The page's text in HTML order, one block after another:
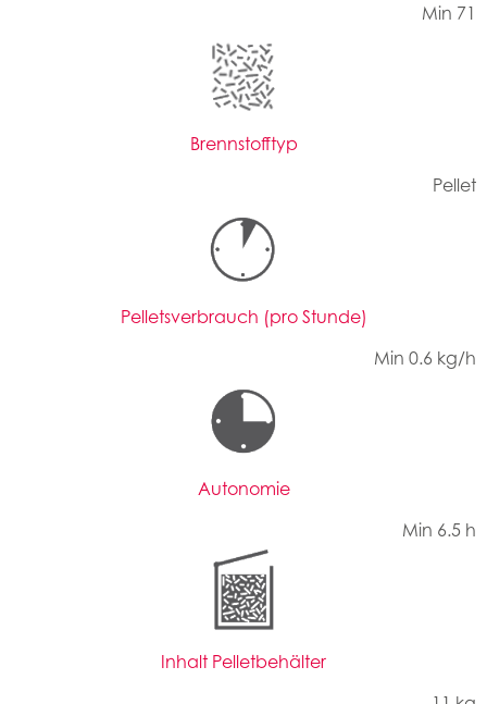
Min 71
Brennstofftyp
Pellet
Pelletsverbrauch (pro Stunde)
Min 0.6 kg/h
Autonomie
Min 6.5 h
Inhalt Pelletbehälter